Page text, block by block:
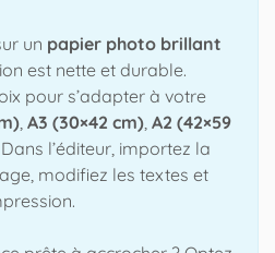
un papier photo brillant
est nette et durable.
pour s’adapter à votre
A3 (30×42 cm) A2 (42×59
Dans l’éditeur, importez la
modifiez les textes et